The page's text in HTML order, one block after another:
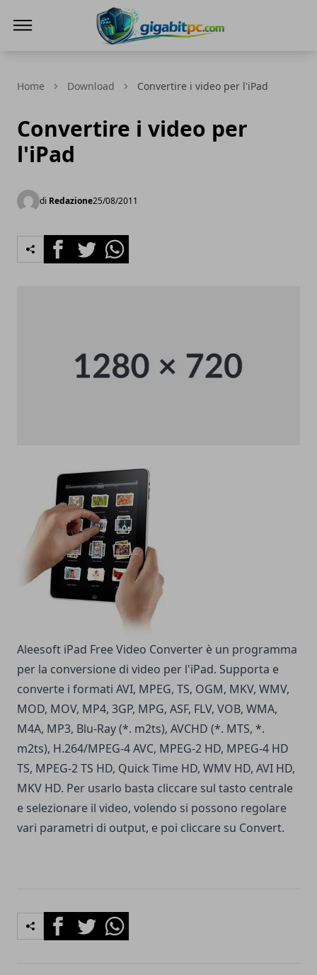
Home Download Convertire i video per l'iPad
Convertire i video per
l'iPad
di Redazione25/08/2011
FacebookTwitterWhatsapp
Aleesoft iPad Free Video Converter è un programma
per la conversione di video per l'iPad. Supporta e
converte i formati AVI, MPEG, TS, OGM, MKV, WMV,
MOD, MOV, MP4, 3GP, MPG, ASF, FLV, VOB, WMA,
M4A, MP3, Blu-Ray (*. m2ts), AVCHD (*. MTS, *.
m2ts), H.264/MPEG-4 AVC, MPEG-2 HD, MPEG-4 HD
TS, MPEG-2 TS HD, Quick Time HD, WMV HD, AVI HD,
MKV HD. Per usarlo basta cliccare sul tasto centrale
e selezionare il video, volendo si possono regolare
vari parametri di output, e poi cliccare su Convert.
FacebookTwitterWhatsapp